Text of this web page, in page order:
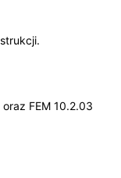
FEM 10.2.03